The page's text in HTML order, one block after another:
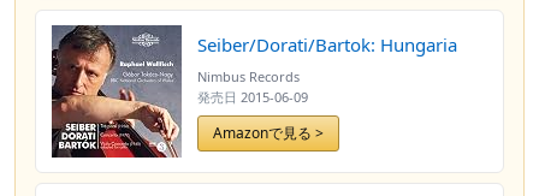
Seiber/Dorati/Bartok: Hungaria
Nimbus Records
発売日 2015-06-09
Amazonで見る >